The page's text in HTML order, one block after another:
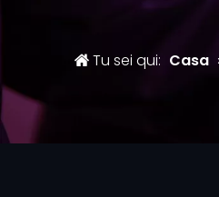
Tu sei qui: Casa